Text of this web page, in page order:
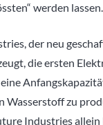
werden lassen.
der neu
die ersten
Wasserstoff zu
Industries